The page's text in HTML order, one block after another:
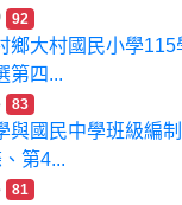
92
鄉大村國民小學
第四...
83
與國民中學班級編
第4...
81